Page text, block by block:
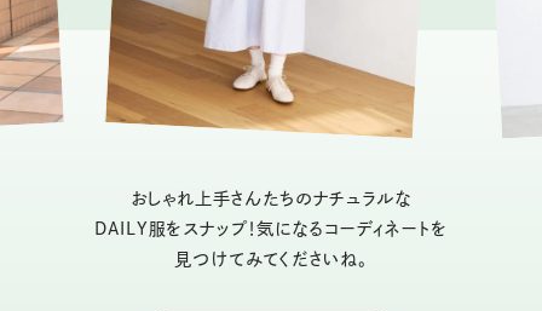
おしゃれ上手さんたちのナチュラルな
DAILY服をスナップ！気になるコーディネートを
見つけてみてくださいね。